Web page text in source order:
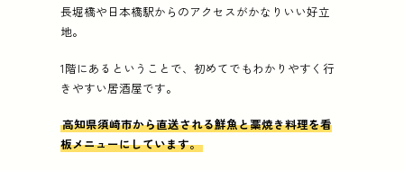
長堀橋や日本橋駅からのアクセスがかなりいい好立
地。
1階にあるということで、初めてでもわかりやすく行
きやすい居酒屋です。
高知県須崎市から直送される鮮魚と藁焼き料理を看
板メニューにしています。